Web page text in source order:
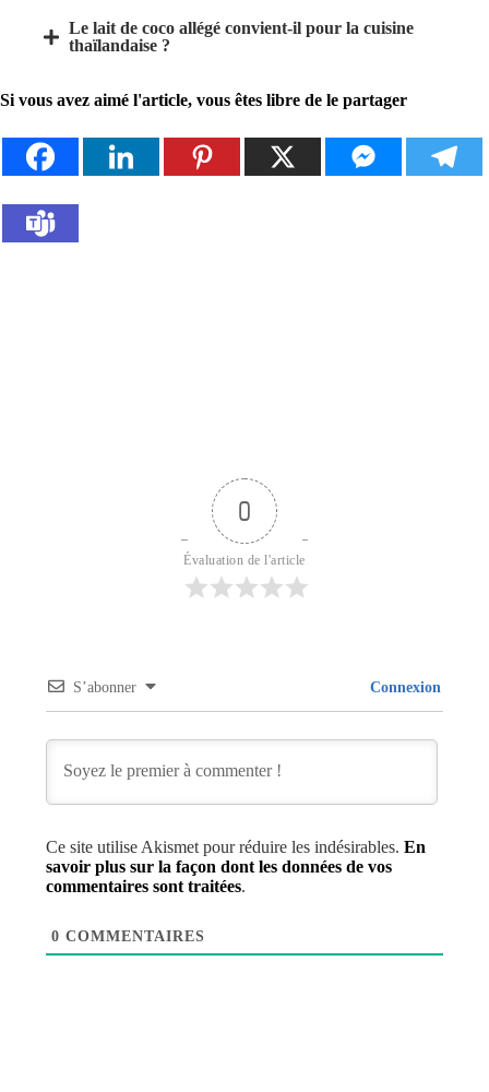
Le lait de coco allégé convient-il pour la cuisine
thaïlandaise ?
Si vous avez aimé l'article, vous êtes libre de le partager
0
Évaluation de l'article
S’abonner Connexion
Ce site utilise Akismet pour réduire les indésirables. En
savoir plus sur la façon dont les données de vos
commentaires sont traitées.
0 COMMENTAIRES